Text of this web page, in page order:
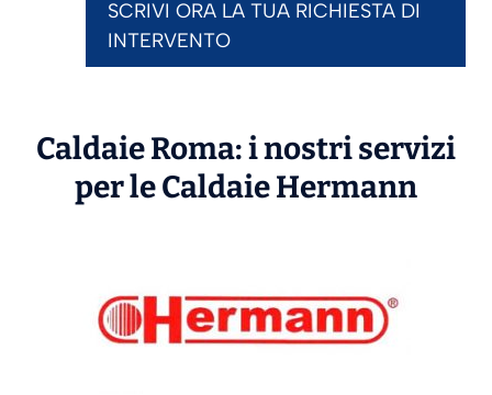
SCRIVI ORA LA TUA RICHIESTA DI
INTERVENTO
Caldaie Roma: i nostri servizi
per le CaldaieHermann